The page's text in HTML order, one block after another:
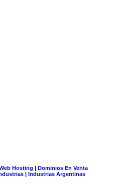
Hosting | Dominios En Venta
| Industrias Argentinas